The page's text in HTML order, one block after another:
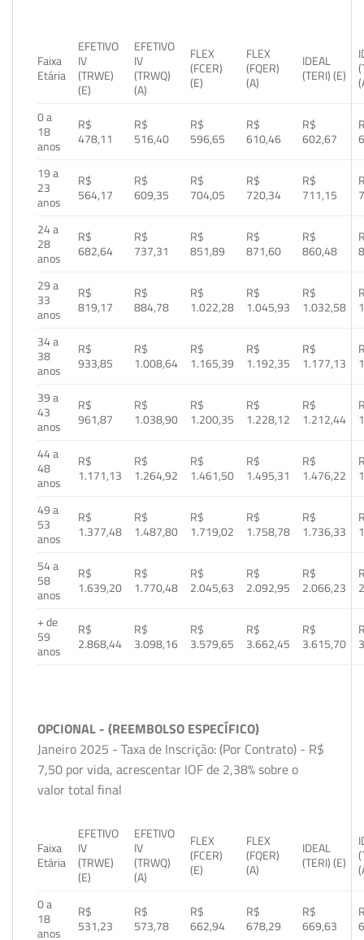
Faixa
Etária
EFETIVO
IV
(TRWE)
(E)
EFETIVO
IV
(TRWQ)
(A)
FLEX
(FCER)
(E)
FLEX
(FQER)
(A)
IDEAL
(TERI) (E)
0 a
18
anos
R$
478,11
R$
516,40
R$
596,65
R$
610,46
R$
602,67
19 a
23
anos
R$
564,17
R$
609,35
R$
704,05
R$
720,34
R$
711,15
24 a
28
anos
R$
682,64
R$
737,31
R$
851,89
R$
871,60
R$
860,48
29 a
33
anos
R$
819,17
R$
884,78
R$
1.022,28
R$
1.045,93
R$
1.032,58
34 a
38
anos
R$
933,85
R$
1.008,64
R$
1.165,39
R$
1.192,35
R$
1.177,13
39 a
43
anos
R$
961,87
R$
1.038,90
R$
1.200,35
R$
1.228,12
R$
1.212,44
44 a
48
anos
R$
1.171,13
R$
1.264,92
R$
1.461,50
R$
1.495,31
R$
1.476,22
49 a
53
anos
R$
1.377,48
R$
1.487,80
R$
1.719,02
R$
1.758,78
R$
1.736,33
54 a
58
anos
R$
1.639,20
R$
1.770,48
R$
2.045,63
R$
2.092,95
R$
2.066,23
+ de
59
anos
R$
2.868,44
R$
3.098,16
R$
3.579,65
R$
3.662,45
R$
3.615,70
OPCIONAL - (REEMBOLSO ESPECÍFICO)
Janeiro 2025 - Taxa de Inscrição: (Por Contrato) - R$
7,50 por vida, acrescentar IOF de 2,38% sobre o
valor total final
Faixa
Etária
EFETIVO
IV
(TRWE)
(E)
EFETIVO
IV
(TRWQ)
(A)
FLEX
(FCER)
(E)
FLEX
(FQER)
(A)
IDEAL
(TERI) (E)
0 a
18
anos
R$
531,23
R$
573,78
R$
662,94
R$
678,29
R$
669,63